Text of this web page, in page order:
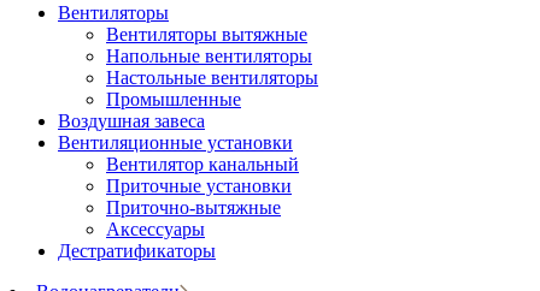
Вентиляторы
Вентиляторы вытяжные
Напольные вентиляторы
Настольные вентиляторы
Промышленные
Воздушная завеса
Вентиляционные установки
Вентилятор канальный
Приточные установки
Приточно-вытяжные
Аксессуары
Дестратификаторы